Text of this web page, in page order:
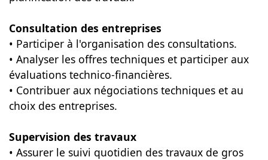
Consultation des entreprises
• Participer à l'organisation des consultations.
• Analyser les offres techniques et participer aux
évaluations technico-financières.
• Contribuer aux négociations techniques et au
choix des entreprises.
Supervision des travaux
• Assurer le suivi quotidien des travaux de gros